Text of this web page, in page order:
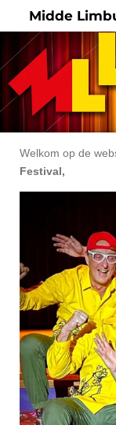
direct
naar
de
hoofdinhoud
Midde
Welkom op de
Festival,